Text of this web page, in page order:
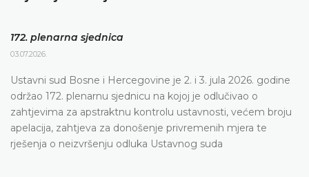
172. plenarna sjednica
03.07.2026.
Ustavni sud Bosne i Hercegovine je 2. i 3. jula 2026. godine
održao 172. plenarnu sjednicu na kojoj je odlučivao o
zahtjevima za apstraktnu kontrolu ustavnosti, većem broju
apelacija, zahtjeva za donošenje privremenih mjera te
rješenja o neizvršenju odluka Ustavnog suda